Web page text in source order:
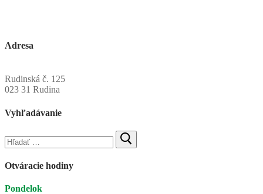
Adresa
Rudinská č. 125
023 31 Rudina
Vyhľadávanie
Hľadať:
Otváracie hodiny
Pondelok